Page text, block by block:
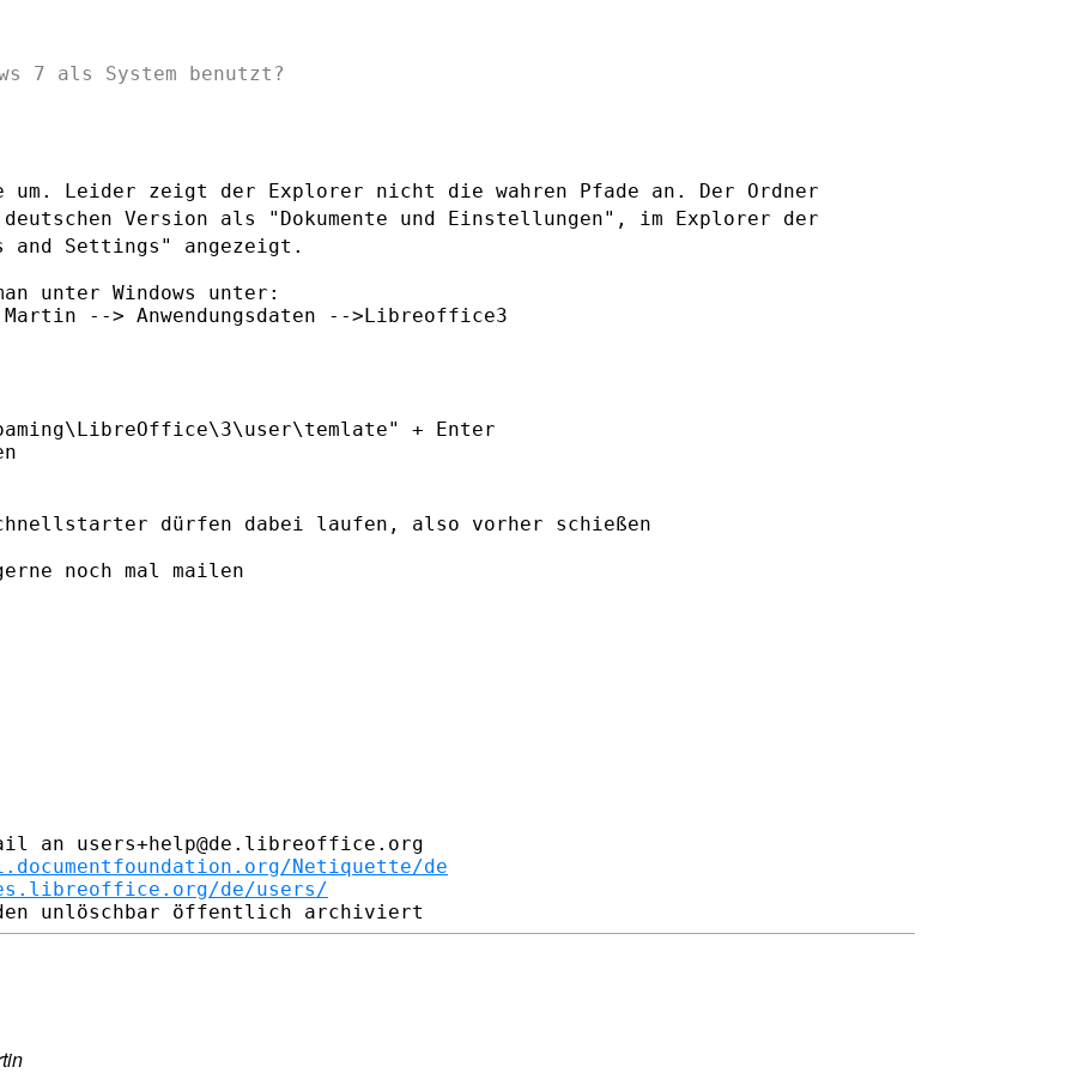
7 als System benutzt?
um. Leider zeigt der Explorer nicht die wahren Pfade an. Der Ordner
Version als
"Dokumente und Einstellungen", im Explorer der
and Settings" angezeigt.
unter Windows unter:
--> Anwendungsdaten -->Libreoffice3
+ Enter
dürfen dabei laufen, also vorher schießen
noch mal mailen
an users+help@de.libreoffice.org
Netiquette/de
de/users/